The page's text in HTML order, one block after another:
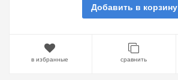
Добавить в корзину
в избранные сравнить